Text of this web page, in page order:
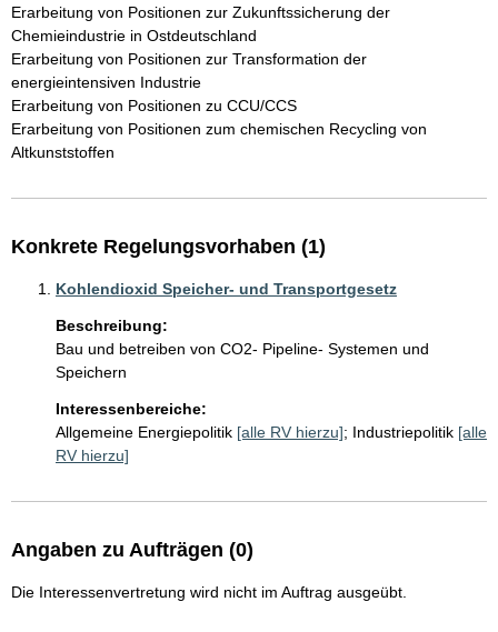
Erarbeitung von Positionen zur Zukunftssicherung der
Chemieindustrie in Ostdeutschland
Erarbeitung von Positionen zur Transformation der
energieintensiven Industrie
Erarbeitung von Positionen zu CCU/CCS
Erarbeitung von Positionen zum chemischen Recycling von
Altkunststoffen
Konkrete Regelungsvorhaben (1)
Kohlendioxid Speicher- und Transportgesetz
Beschreibung:
Bau und betreiben von CO2- Pipeline- Systemen und
Speichern
Interessenbereiche:
Allgemeine Energiepolitik [alle RV hierzu]; Industriepolitik [alle
RV hierzu]
Angaben zu Aufträgen (0)
Die Interessenvertretung wird nicht im Auftrag ausgeübt.